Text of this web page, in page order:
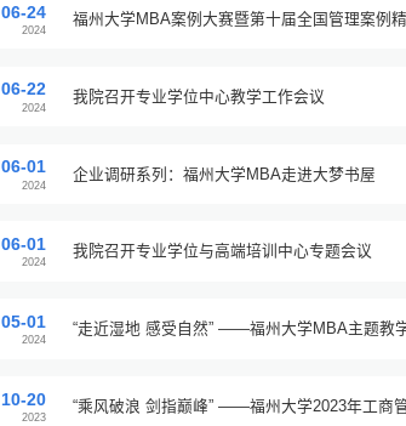
06-24
2024
福州大学MBA案例大赛暨第十届全国管理案例
06-22
2024
我院召开专业学位中心教学工作会议
06-01
2024
企业调研系列：福州大学MBA走进大梦书屋
06-01
2024
我院召开专业学位与高端培训中心专题会议
05-01
2024
“走近湿地 感受自然” ——福州大学MBA主
10-20
2023
“乘风破浪 剑指巅峰” ——福州大学2023年工商